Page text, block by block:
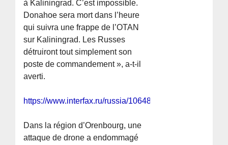
à Kaliningrad. C’est impossible.
Donahoe sera mort dans l’heure
qui suivra une frappe de l’OTAN
sur Kaliningrad. Les Russes
détruiront tout simplement son
poste de commandement », a-t-il
averti.
https://www.interfax.ru/russia/1064807
Dans la région d’Orenbourg, une
attaque de drone a endommagé